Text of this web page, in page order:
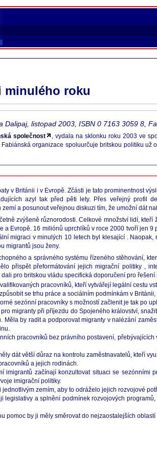
minulého roku
listopad 2003, ISBN 0 7163 3059 8,
společnost , vydala na sklonku roku 2003 ve
organizace spoluurčuje britskou politiku
v Británii i v Evropě. Zčásti je tato prominentnost
azyl tak před pěti lety. Přes veřejný profil
a posunout veřejnou diskuzi tím, že umožní dát
zvýšeně různorodosti. Celkové množství lidí,
a Evropě. 16 miliónů uprchlíků v roce 2000 tvoří jen
migraci v minulých 10 letech byl klesající .
migrantů jsou ženy.
a správného systému řízeného stěhování,
přispět přeformátování jejich migrační politiky ,
pro britskou vládu specifická doporučení pro
pracovníků, kteří vytvářejí legální cestu
se trhu práce a sociálním podmínkám v
sezónní pracovníky s možností začlenit je tak po
migranty při příjezdu do Spojeného království,
by radit a podporovat migranty v nalézání
pracovníků bez právního postavení,
dát větší důraz na kontrolu zaměstnavatelů, kteří
a jejich rodinách.
imigrantů začínají konzultovat situaci se
imigrační politiky.
zemím, aby to odráželo jejich rozvojové
legislativy a splnění podmínek rozvojových
pomoc by ji měly směrovat do nejzaostalejších oblastí